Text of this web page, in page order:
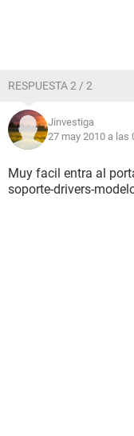
RESPUESTA 2 / 2
Jinvestiga
27 may 2010 a las
Muy facil entra al
soporte-drivers-